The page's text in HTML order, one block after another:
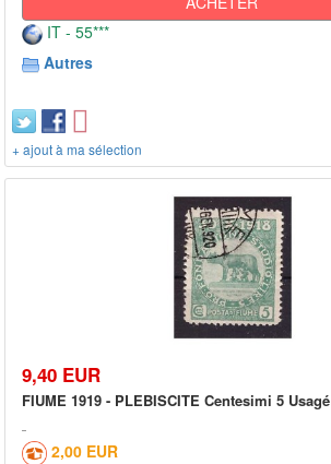
IT - 55***
Autres
+ ajout à ma sélection
9,40 EUR
FIUME 1919 - PLEBISCITE Centesimi 5 Usagé
2,00 EUR